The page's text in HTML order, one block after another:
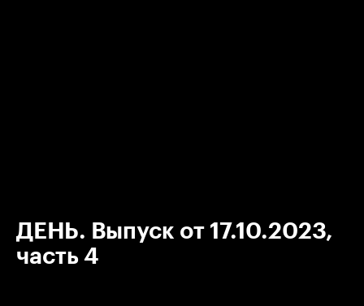
ДЕНЬ. Выпуск от 17.10.2023,
часть 4